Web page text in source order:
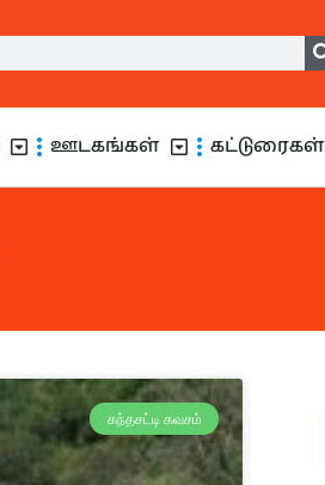
ஊடகங்கள் கட்டுரைகள்
கந்தசட்டி கவசம்